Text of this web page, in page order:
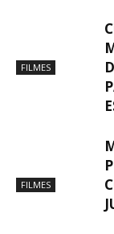
FILMES
FILMES